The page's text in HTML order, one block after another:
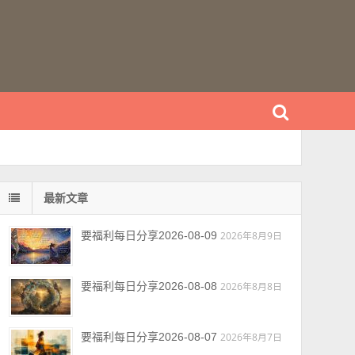
最新文章
要福利每日分享2026-08-09 2026年8月9日
要福利每日分享2026-08-08 2026年8月8日
要福利每日分享2026-08-07 2026年8月7日